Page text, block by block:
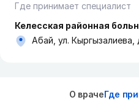
Где принимает специалист
Келесская районная
Абай, ул. Кыргызалиева,
О врачеГде